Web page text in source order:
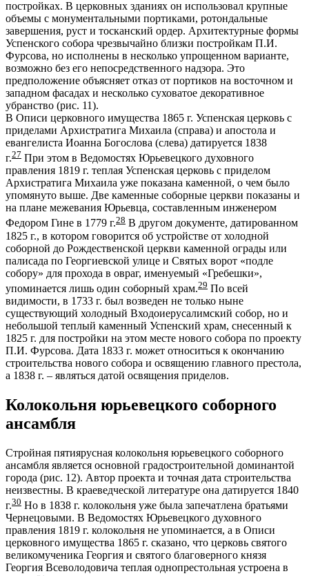
постройках. В церковных зданиях он использовал крупные
объемы с монументальными портиками, ротондальные
завершения, руст и тосканский ордер. Архитектурные формы
Успенского собора чрезвычайно близки постройкам П.И.
Фурсова, но исполнены в несколько упрощенном варианте,
возможно без его непосредственного надзора. Это
предположение объясняет отказ от портиков на восточном и
западном фасадах и несколько суховатое декоративное
убранство (рис. 11).
В Описи церковного имущества 1865 г. Успенская церковь с
приделами Архистратига Михаила (справа) и апостола и
евангелиста Иоанна Богослова (слева) датируется 1838
г.27 При этом в Ведомостях Юрьевецкого духовного
правления 1819 г. теплая Успенская церковь с приделом
Архистратига Михаила уже показана каменной, о чем было
упомянуто выше. Две каменные соборные церкви показаны и
на плане межевания Юрьевца, составленным инженером
Федором Гине в 1779 г.28 В другом документе, датированном
1825 г., в котором говорится об устройстве от холодной
соборной до Рождественской церкви каменной ограды или
палисада по Георгиевской улице и Святых ворот «подле
собору» для прохода в овраг, именуемый «Гребешки»,
упоминается лишь один соборный храм.29 По всей
видимости, в 1733 г. был возведен не только ныне
существующий холодный Входоиерусалимский собор, но и
небольшой теплый каменный Успенский храм, снесенный к
1825 г. для постройки на этом месте нового собора по проекту
П.И. Фурсова. Дата 1833 г. может относиться к окончанию
строительства нового собора и освящению главного престола,
а 1838 г. – являться датой освящения приделов.
Колокольня юрьевецкого соборного
ансамбля
Стройная пятиярусная колокольня юрьевецкого соборного
ансамбля является основной градостроительной доминантой
города (рис. 12). Автор проекта и точная дата строительства
неизвестны. В краеведческой литературе она датируется 1840
г.30 Но в 1838 г. колокольня уже была запечатлена братьями
Чернецовыми. В Ведомостях Юрьевецкого духовного
правления 1819 г. колокольня не упоминается, а в Описи
церковного имущества 1865 г. сказано, что церковь святого
великомученика Георгия и святого благоверного князя
Георгия Всеволодовича теплая однопрестольная устроена в